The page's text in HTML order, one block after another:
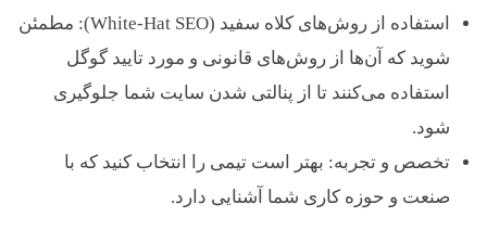
استفاده از روش‌های کلاه سفید (White-Hat SEO): مطمئن
شوید که آن‌ها از روش‌های قانونی و مورد تایید گوگل
استفاده می‌کنند تا از پنالتی شدن سایت شما جلوگیری
شود.
تخصص و تجربه: بهتر است تیمی را انتخاب کنید که با
صنعت و حوزه کاری شما آشنایی دارد.